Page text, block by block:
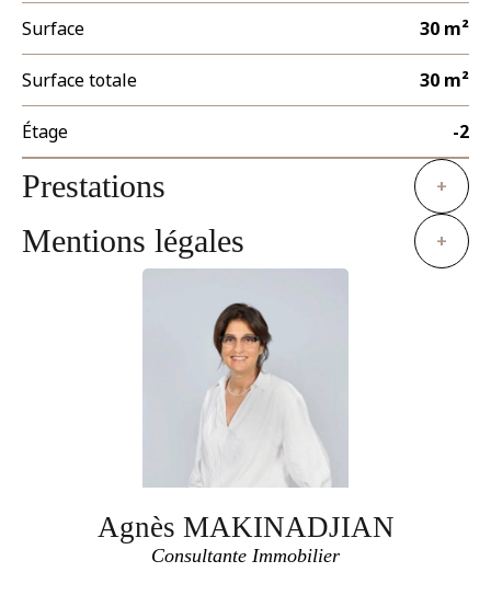
Surface 30 m²
Surface totale 30 m²
Étage -2
Prestations +
Mentions légales +
Agnès MAKINADJIAN
Consultante Immobilier